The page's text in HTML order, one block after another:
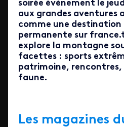
soirée événement le
aux grandes aventures
comme une destination
permanente sur
explore la montagne
facettes : sports
patrimoine, rencontres,
faune.
Les magazines